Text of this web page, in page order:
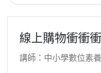
線上購物衝衝衝
講師：中小學數位素